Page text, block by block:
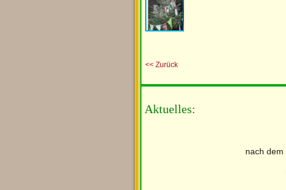
<< Zurück
Aktuelles:
nach